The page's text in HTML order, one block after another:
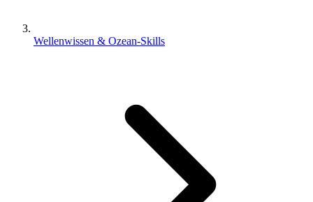
Wellenwissen & Ozean-Skills